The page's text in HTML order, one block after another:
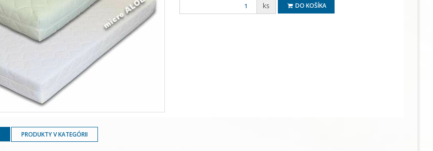
ks DO KOŠÍKA
PRODUKTY V KATEGÓRII